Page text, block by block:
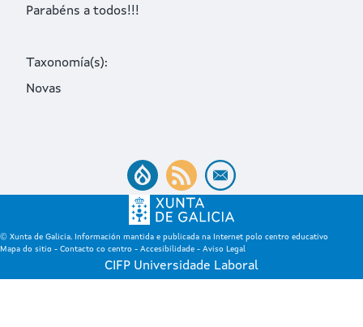
Parabéns a todos!!!
Taxonomía(s)
Novas
© Xunta de Galicia. Información mantida e publicada na Internet polo centro educativo
Mapa do sitio - Contacto co centro - Accesibilidade - Aviso Legal
CIFP Universidade Laboral